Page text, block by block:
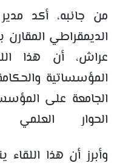
من جانبه، أكد
الديمقراطي المقارن
عراش، أن هذا
المؤسساتية
الجامعة على
الحوار
وأبرز أن هذا اللقاء